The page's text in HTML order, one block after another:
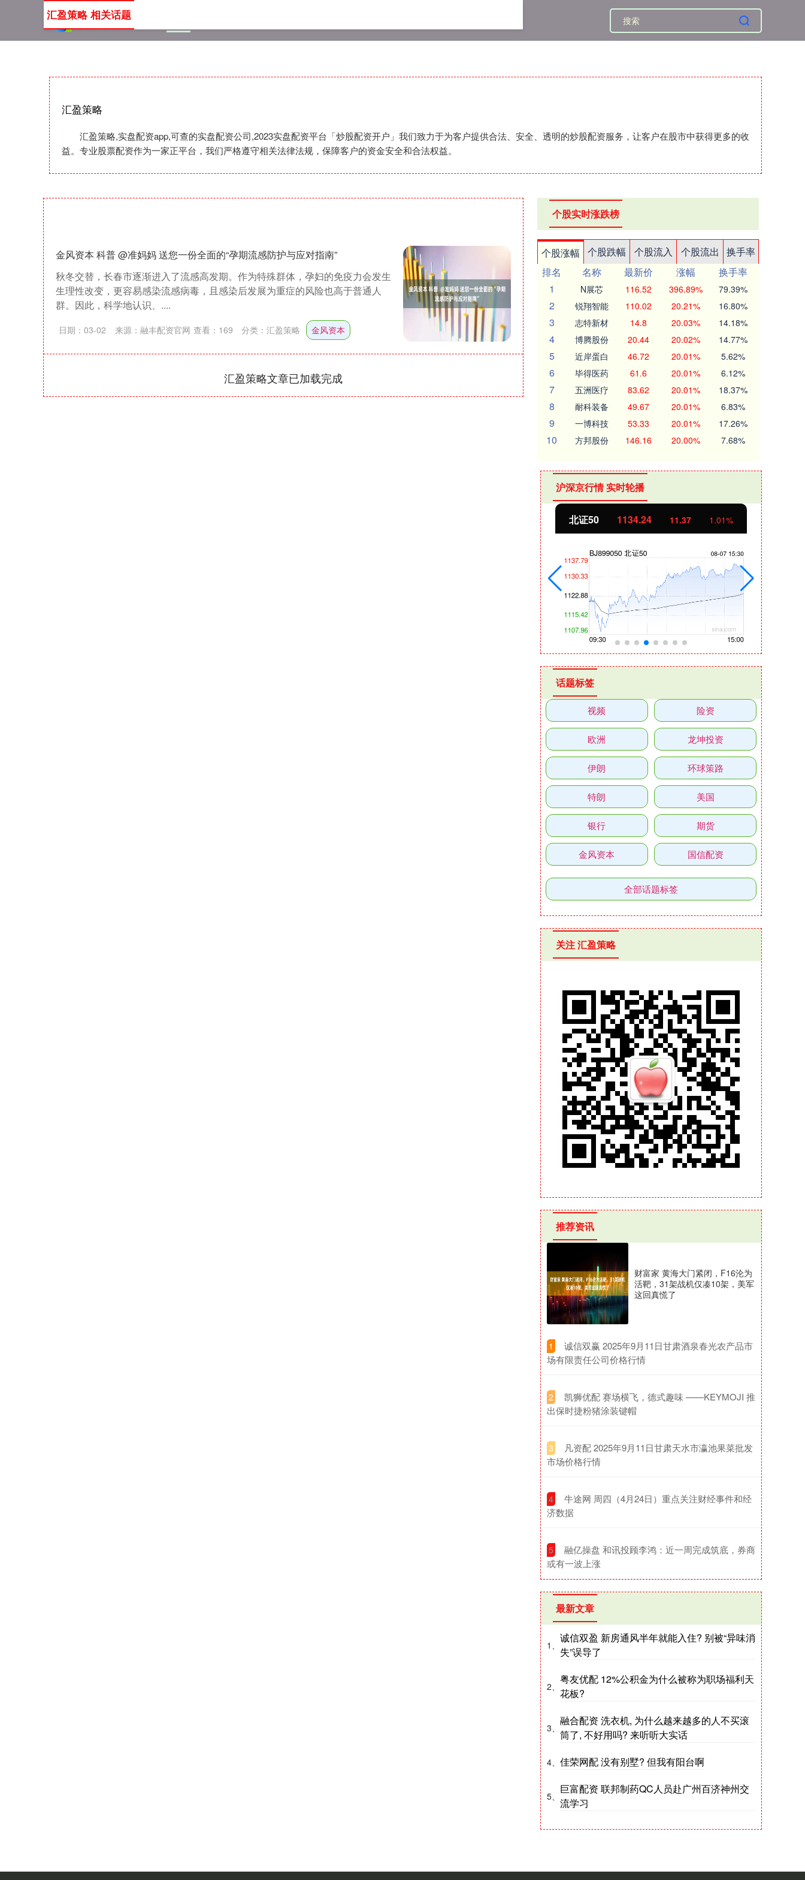
汇盈策略
汇盈策略,实盘配资app,可查的实盘配资公司,2023实盘配资平台「炒股配资开户」我们致力于为客户提供合法、安全、透明的炒股配资服务，让客户在股市中获得更多的收
益。专业股票配资作为一家正平台，我们严格遵守相关法律法规，保障客户的资金安全和合法权益。
汇盈策略 相关话题
金风资本 科普 @准妈妈 送您一份全面的“孕期流感防护与应对指南”
秋冬交替，长春市逐渐进入了流感高发期。作为特殊群体，孕妇的免疫力会发生
生理性改变，更容易感染流感病毒，且感染后发展为重症的风险也高于普通人
群。因此，科学地认识、....
日期：03-02 来源：融丰配资官网 查看： 169 分类： 汇盈策略 金风资本
汇盈策略文章已加载完成
个股实时涨跌榜
个股涨幅 个股跌幅 个股流入 个股流出
换手率
排名
名称 最新价 涨幅
换手率
1
N展芯 116.52 396.89% 79.39%
2 锐翔智能 110.02 20.21% 16.80%
3 志特新材 14.8 20.03% 14.18%
4 博腾股份 20.44 20.02% 14.77%
5 近岸蛋白 46.72 20.01% 5.62%
6 毕得医药 61.6 20.01% 6.12%
7 五洲医疗 83.62 20.01% 18.37%
8 耐科装备 49.67 20.01% 6.83%
9 一博科技 53.33 20.01% 17.26%
10 方邦股份 146.16 20.00% 7.68%
沪深京行情 实时轮播
北证50 1134.24 11.37 1.01%
话题标签
视频 险资
欧洲 龙坤投资
伊朗 环球策路
特朗 美国
银行 期货
金风资本 国信配资
全部话题标签
关注 汇盈策略
推荐资讯
财富家 黄海大门紧闭，F16沦为
活靶，31架战机仅凑10架，美军
这回真慌了
1
​诚信双赢 2025年9月11日甘肃酒泉春光农产品市
场有限责任公司价格行情
2
​凯狮优配 赛场横飞，德式趣味 ——KEYMOJI 推
出保时捷粉猪涂装键帽
3
​凡资配 2025年9月11日甘肃天水市瀛池果菜批发
市场价格行情
4
​牛途网 周四（4月24日）重点关注财经事件和经
济数据
5
​融亿操盘 和讯投顾李鸿：近一周完成筑底，券商
或有一波上涨
最新文章
1、
诚信双盈 新房通风半年就能入住? 别被“异味消
失”误导了
2、
粤友优配 12%公积金为什么被称为职场福利天
花板?
3、
融合配资 洗衣机, 为什么越来越多的人不买滚
筒了, 不好用吗? 来听听大实话
4、 佳荣网配 没有别墅? 但我有阳台啊
5、
巨富配资 联邦制药QC人员赴广州百济神州交
流学习